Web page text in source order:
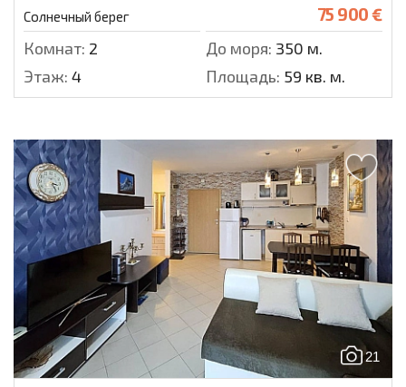
Солнечный берег 75 900 €
Комнат: 2 До моря: 350 м.
Этаж: 4 Площадь: 59 кв. м.
21